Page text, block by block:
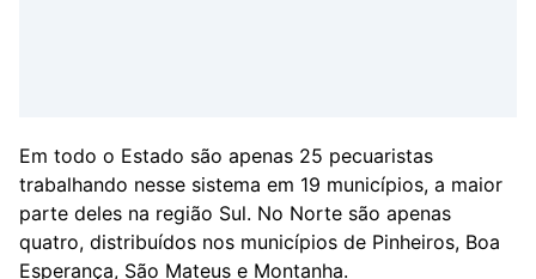
Em todo o Estado são apenas 25 pecuaristas
trabalhando nesse sistema em 19 municípios, a maior
parte deles na região Sul. No Norte são apenas
quatro, distribuídos nos municípios de Pinheiros, Boa
Esperança, São Mateus e Montanha.